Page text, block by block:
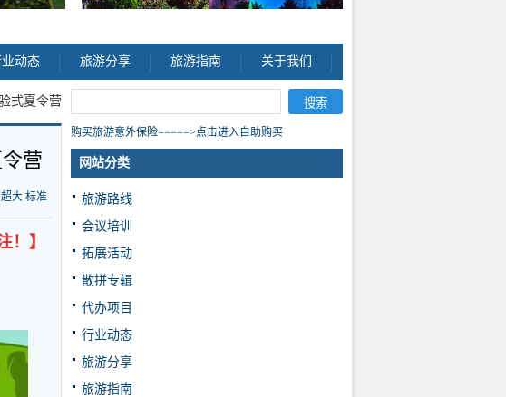
动态 旅游分享 旅游指南 关于我们
式夏令营
营
超大 标准
！】
购买旅游意外保险=====>点击进入自助购买
网站分类
旅游路线
会议培训
拓展活动
散拼专辑
代办项目
行业动态
旅游分享
旅游指南